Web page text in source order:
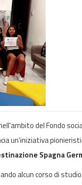
del Fondo
un'iniziativa
Spagna
alcun corso di